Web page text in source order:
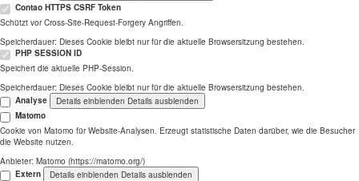
Contao HTTPS CSRF Token
Schützt vor Cross-Site-Request-Forgery Angriffen.
Speicherdauer: Dieses Cookie bleibt nur für die aktuelle Browsersitzung bestehen.
PHP SESSION ID
Speichert die aktuelle PHP-Session.
Speicherdauer: Dieses Cookie bleibt nur für die aktuelle Browsersitzung bestehen.
Analyse
Details einblenden Details ausblenden
Matomo
Cookie von Matomo für Website-Analysen. Erzeugt statistische Daten darüber, wie die Besucher
die Website nutzen.
Anbieter: Matomo (https://matomo.org/)
Extern
Details einblenden Details ausblenden